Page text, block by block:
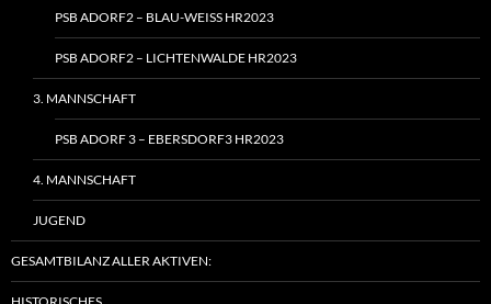
PSB ADORF2 – BLAU-WEISS HR2023
PSB ADORF2 – LICHTENWALDE HR2023
3. MANNSCHAFT
PSB ADORF 3 – EBERSDORF3 HR2023
4. MANNSCHAFT
JUGEND
GESAMTBILANZ ALLER AKTIVEN: